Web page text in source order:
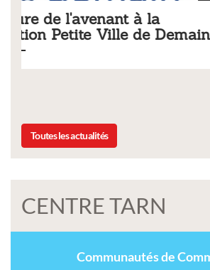
Tarifs 2026 des
municipaux
délibération du conseil municipal
Toutes les actualités
CENTRE TARN
Communautés de